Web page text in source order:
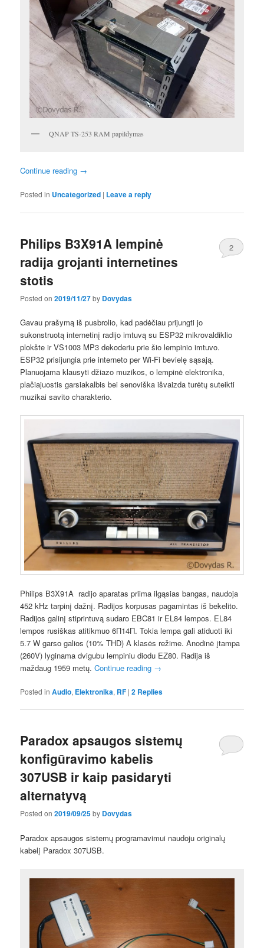
QNAP TS-253 RAM papildymas
Continue reading →
Posted in Uncategorized | Leave a reply
Philips B3X91A lempinė
radija grojanti internetines
stotis
Posted on2019/11/27by Dovydas
2
Gavau prašymą iš pusbrolio, kad padėčiau prijungti jo
sukonstruotą internetinį radijo imtuvą su ESP32 mikrovaldiklio
plokšte ir VS1003 MP3 dekoderiu prie šio lempinio imtuvo.
ESP32 prisijungia prie interneto per Wi-Fi bevielę sąsają.
Planuojama klausyti džiazo muzikos, o lempinė elektronika,
plačiajuostis garsiakalbis bei senoviška išvaizda turėtų suteikti
muzikai savito charakterio.
Philips B3X91A radijo aparatas priima ilgąsias bangas, naudoja
452 kHz tarpinį dažnį. Radijos korpusas pagamintas iš bekelito.
Radijos galinį stiprintuvą sudaro EBC81 ir EL84 lempos. EL84
lempos rusiškas atitikmuo 6П14П. Tokia lempa gali atiduoti iki
5.7 W garso galios (10% THD) A klasės režime. Anodinė įtampa
(260V) lyginama dvigubu lempiniu diodu EZ80. Radija iš
maždaug 1959 metų.Continue reading →
Posted in Audio, Elektronika, RF |2 Replies
Paradox apsaugos sistemų
konfigūravimo kabelis
307USB ir kaip pasidaryti
alternatyvą
Posted on2019/09/25by Dovydas
Paradox apsaugos sistemų programavimui naudoju originalų
kabelį Paradox 307USB.